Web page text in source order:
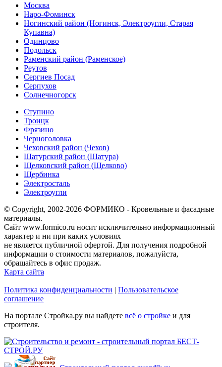
Москва
Наро-Фоминск
Ногинский район (Ногинск, Электроугли, Старая
Купавна)
Одинцово
Подольск
Раменский район (Раменское)
Реутов
Сергиев Посад
Серпухов
Солнечногорск
Ступино
Троицк
Фрязино
Черноголовка
Чеховский район (Чехов)
Шатурский район (Шатура)
Щелковский район (Щелково)
Щербинка
Электросталь
Электроугли
© Copyright, 2002-2026 ФОРМИКО - Кровельные и фасадные
материалы.
Сайт www.formico.ru носит исключительно информационный
характер и ни при каких условиях
не является публичной офертой. Для получения подробной
информации о стоимости материалов, пожалуйста,
обращайтесь в офис продаж.
Карта сайта
Политика конфиденциальности | Пользовательское
соглашение
На портале Стройка.ру вы найдете всё о стройке и для
строителя.